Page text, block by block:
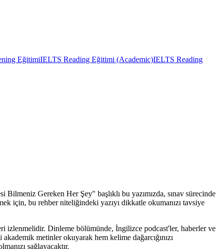
EğitimiIELTS Reading Eğitimi (Academic)IELTS Reading
Bilmeniz Gereken Her Şey" başlıklı bu yazımızda, sınav sürecinde
için, bu rehber niteliğindeki yazıyı dikkatle okumanızı tavsiye
izlenmelidir. Dinleme bölümünde, İngilizce podcast'ler, haberler ve
metinler okuyarak hem kelime dağarcığınızı
sağlayacaktır.